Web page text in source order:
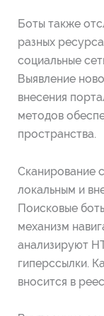
Боты также
разных
социальные
Выявление
внесения
методов
пространства.
Сканирование
локальным и
Поисковые
механизм
анализируют
гиперссылки.
вносится в